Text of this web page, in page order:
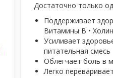
Достаточно только
Поддерживает
Витамины В •
Усиливает
питательная смесь
Облегчает боль в
Легко